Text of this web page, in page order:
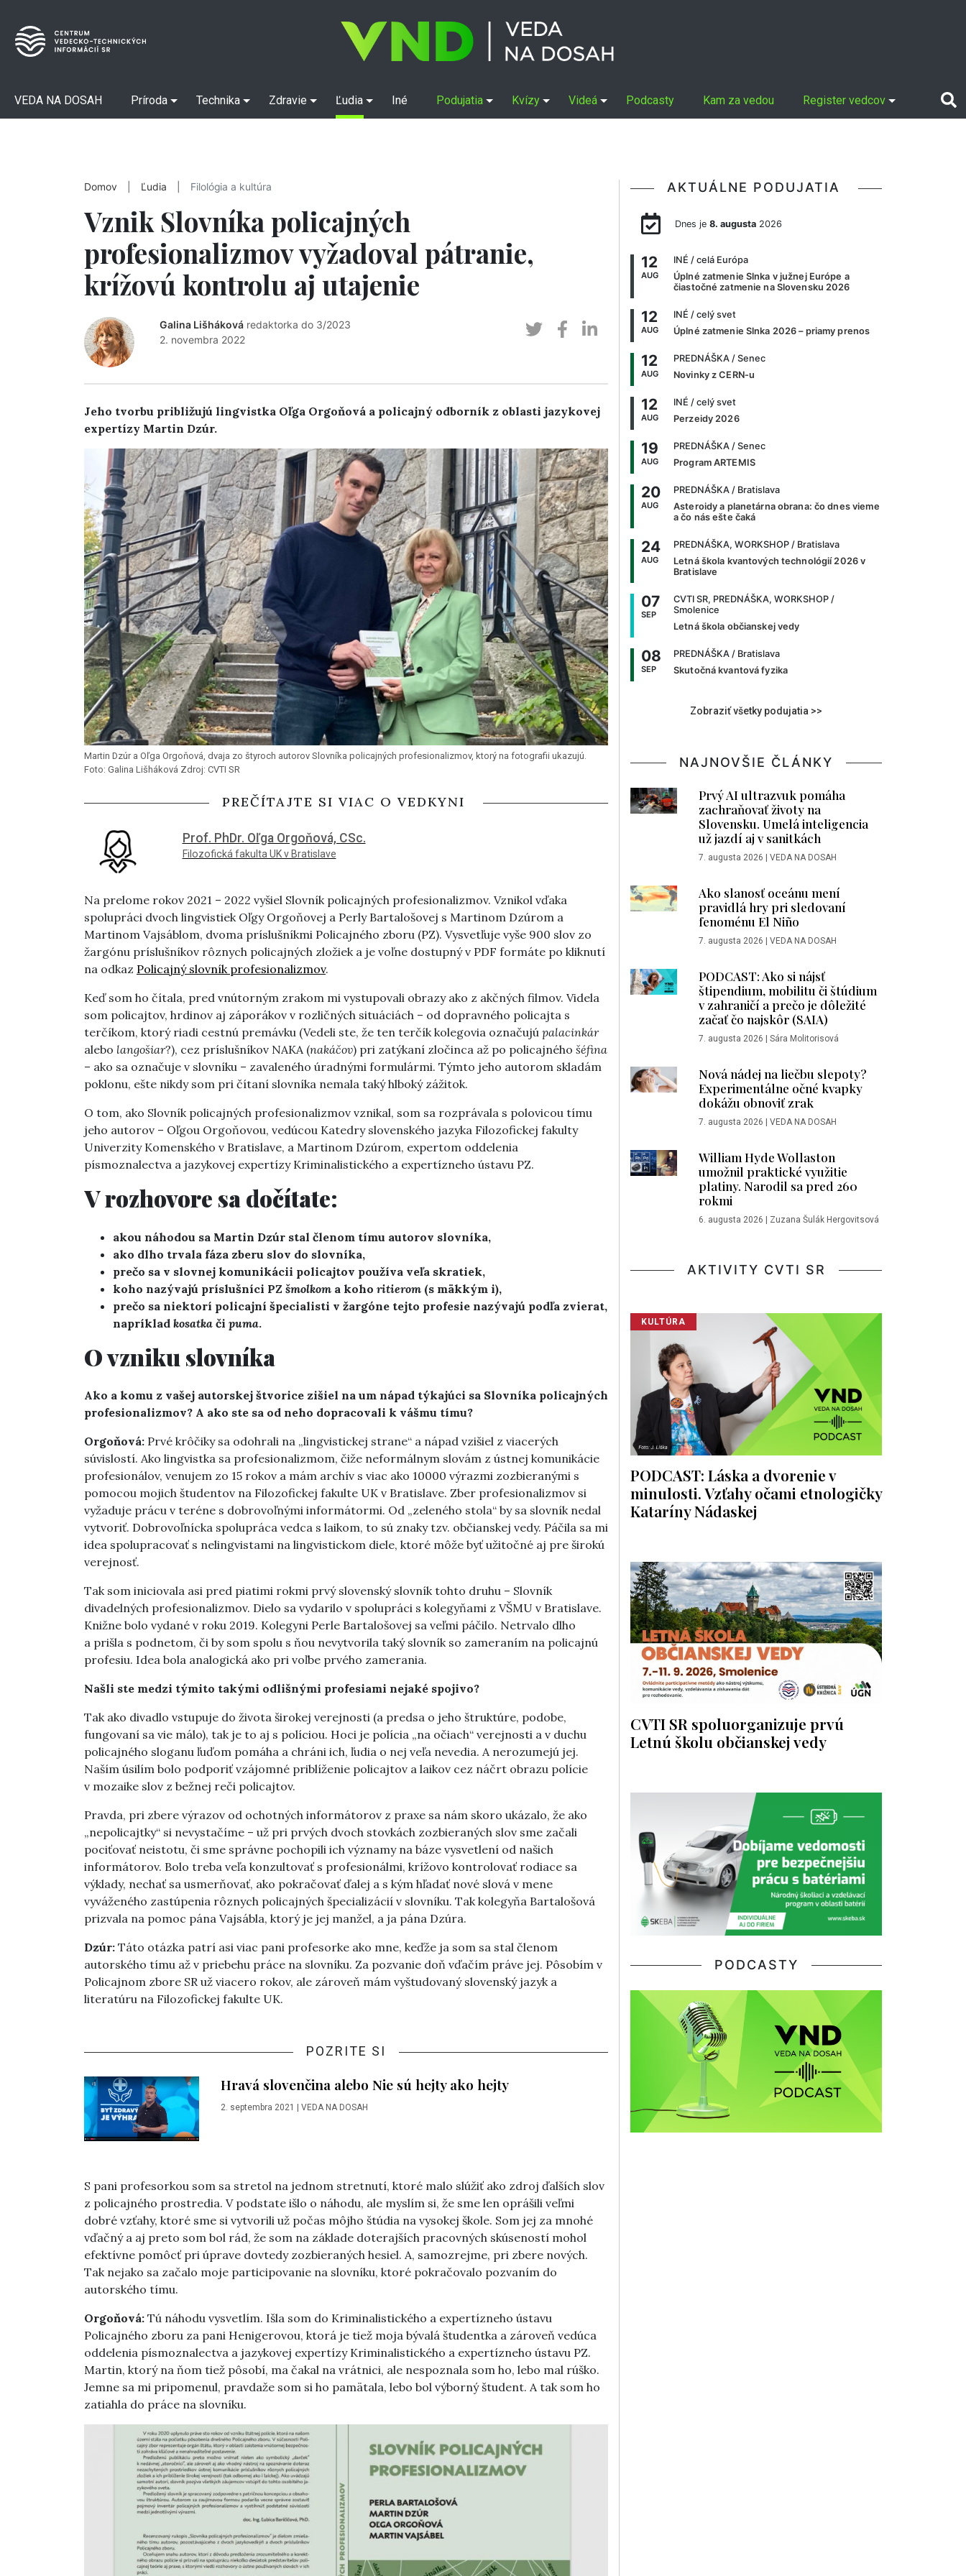
VEDA NA DOSAH Príroda Technika Zdravie Ľudia Iné Podujatia Kvízy Videá Podcasty Kam za vedou Register vedcov
Domov Ľudia Filológia a kultúra
Vznik Slovníka policajných
profesionalizmov vyžadoval pátranie,
krížovú kontrolu aj utajenie
Galina Lišháková redaktorka do 3/2023
2. novembra 2022
Jeho tvorbu približujú lingvistka Oľga Orgoňová a policajný odborník z oblasti jazykovej
expertízy Martin Dzúr.
Martin Dzúr a Oľga Orgoňová, dvaja zo štyroch autorov Slovníka policajných profesionalizmov, ktorý na fotografii ukazujú.
Foto: Galina Lišháková Zdroj: CVTI SR
PREČÍTAJTE SI VIAC O VEDKYNI
Prof. PhDr. Oľga Orgoňová, CSc.
Filozofická fakulta UK v Bratislave
Na prelome rokov 2021 – 2022 vyšiel Slovník policajných profesionalizmov. Vznikol vďaka
spolupráci dvoch lingvistiek Oľgy Orgoňovej a Perly Bartalošovej s Martinom Dzúrom a
Martinom Vajsáblom, dvoma príslušníkmi Policajného zboru (PZ). Vysvetľuje vyše 900 slov zo
žargónu príslušníkov rôznych policajných zložiek a je voľne dostupný v PDF formáte po kliknutí
na odkaz Policajný slovník profesionalizmov.
Keď som ho čítala, pred vnútorným zrakom mi vystupovali obrazy ako z akčných filmov. Videla
som policajtov, hrdinov aj záporákov v rozličných situáciách – od dopravného policajta s
terčíkom, ktorý riadi cestnú premávku (Vedeli ste, že ten terčík kolegovia označujú palacinkár
alebo langošiar?), cez príslušníkov NAKA (nakáčov) pri zatýkaní zločinca až po policajného šéfina
– ako sa označuje v slovníku – zavaleného úradnými formulármi. Týmto jeho autorom skladám
poklonu, ešte nikdy som pri čítaní slovníka nemala taký hlboký zážitok.
O tom, ako Slovník policajných profesionalizmov vznikal, som sa rozprávala s polovicou tímu
jeho autorov – Oľgou Orgoňovou, vedúcou Katedry slovenského jazyka Filozofickej fakulty
Univerzity Komenského v Bratislave, a Martinom Dzúrom, expertom oddelenia
písmoznalectva a jazykovej expertízy Kriminalistického a expertízneho ústavu PZ.
V rozhovore sa dočítate:
akou náhodou sa Martin Dzúr stal členom tímu autorov slovníka,
ako dlho trvala fáza zberu slov do slovníka,
prečo sa v slovnej komunikácii policajtov používa veľa skratiek,
koho nazývajú príslušníci PZ šmolkom a koho ritierom (s mäkkým i),
prečo sa niektorí policajní špecialisti v žargóne tejto profesie nazývajú podľa zvierat,
napríklad kosatka či puma.
O vzniku slovníka
Ako a komu z vašej autorskej štvorice zišiel na um nápad týkajúci sa Slovníka policajných
profesionalizmov? A ako ste sa od neho dopracovali k vášmu tímu?
Orgoňová: Prvé krôčiky sa odohrali na „lingvistickej strane“ a nápad vzišiel z viacerých
súvislostí. Ako lingvistka sa profesionalizmom, čiže neformálnym slovám z ústnej komunikácie
profesionálov, venujem zo 15 rokov a mám archív s viac ako 10000 výrazmi zozbieranými s
pomocou mojich študentov na Filozofickej fakulte UK v Bratislave. Zber profesionalizmov si
vyžaduje prácu v teréne s dobrovoľnými informátormi. Od „zeleného stola“ by sa slovník nedal
vytvoriť. Dobrovoľnícka spolupráca vedca s laikom, to sú znaky tzv. občianskej vedy. Páčila sa mi
idea spolupracovať s nelingvistami na lingvistickom diele, ktoré môže byť užitočné aj pre širokú
verejnosť.
Tak som iniciovala asi pred piatimi rokmi prvý slovenský slovník tohto druhu – Slovník
divadelných profesionalizmov. Dielo sa vydarilo v spolupráci s kolegyňami z VŠMU v Bratislave.
Knižne bolo vydané v roku 2019. Kolegyni Perle Bartalošovej sa veľmi páčilo. Netrvalo dlho
a prišla s podnetom, či by som spolu s ňou nevytvorila taký slovník so zameraním na policajnú
profesiu. Idea bola analogická ako pri voľbe prvého zamerania.
Našli ste medzi týmito takými odlišnými profesiami nejaké spojivo?
Tak ako divadlo vstupuje do života širokej verejnosti (a predsa o jeho štruktúre, podobe,
fungovaní sa vie málo), tak je to aj s políciou. Hoci je polícia „na očiach“ verejnosti a v duchu
policajného sloganu ľuďom pomáha a chráni ich, ľudia o nej veľa nevedia. A nerozumejú jej.
Naším úsilím bolo podporiť vzájomné priblíženie policajtov a laikov cez náčrt obrazu polície
v mozaike slov z bežnej reči policajtov.
Pravda, pri zbere výrazov od ochotných informátorov z praxe sa nám skoro ukázalo, že ako
„nepolicajtky“ si nevystačíme – už pri prvých dvoch stovkách zozbieraných slov sme začali
pociťovať neistotu, či sme správne pochopili ich významy na báze vysvetlení od našich
informátorov. Bolo treba veľa konzultovať s profesionálmi, krížovo kontrolovať rodiace sa
výklady, nechať sa usmerňovať, ako pokračovať ďalej a s kým hľadať nové slová v mene
vyváženého zastúpenia rôznych policajných špecializácií v slovníku. Tak kolegyňa Bartalošová
prizvala na pomoc pána Vajsábla, ktorý je jej manžel, a ja pána Dzúra.
Dzúr: Táto otázka patrí asi viac pani profesorke ako mne, keďže ja som sa stal členom
autorského tímu až v priebehu práce na slovníku. Za pozvanie doň vďačím práve jej. Pôsobím v
Policajnom zbore SR už viacero rokov, ale zároveň mám vyštudovaný slovenský jazyk a
literatúru na Filozofickej fakulte UK.
POZRITE SI
Hravá slovenčina alebo Nie sú hejty ako hejty
2. septembra 2021 | VEDA NA DOSAH
S pani profesorkou som sa stretol na jednom stretnutí, ktoré malo slúžiť ako zdroj ďalších slov
z policajného prostredia. V podstate išlo o náhodu, ale myslím si, že sme len oprášili veľmi
dobré vzťahy, ktoré sme si vytvorili už počas môjho štúdia na vysokej škole. Som jej za mnohé
vďačný a aj preto som bol rád, že som na základe doterajších pracovných skúseností mohol
efektívne pomôcť pri úprave dovtedy zozbieraných hesiel. A, samozrejme, pri zbere nových.
Tak nejako sa začalo moje participovanie na slovníku, ktoré pokračovalo pozvaním do
autorského tímu.
Orgoňová: Tú náhodu vysvetlím. Išla som do Kriminalistického a expertízneho ústavu
Policajného zboru za pani Henigerovou, ktorá je tiež moja bývalá študentka a zároveň vedúca
oddelenia písmoznalectva a jazykovej expertízy Kriminalistického a expertízneho ústavu PZ.
Martin, ktorý na ňom tiež pôsobí, ma čakal na vrátnici, ale nespoznala som ho, lebo mal rúško.
Jemne sa mi pripomenul, pravdaže som si ho pamätala, lebo bol výborný študent. A tak som ho
zatiahla do práce na slovníku.
AKTUÁLNE PODUJATIA
Dnes je 8. augusta2026
12
AUG
INÉ / celá Európa
Úplné zatmenie Slnka v južnej Európe a
čiastočné zatmenie na Slovensku 2026
12
AUG
INÉ / celý svet
Úplné zatmenie Slnka 2026 – priamy prenos
12
AUG
PREDNÁŠKA / Senec
Novinky z CERN-u
12
AUG
INÉ / celý svet
Perzeidy 2026
19
AUG
PREDNÁŠKA / Senec
Program ARTEMIS
20
AUG
PREDNÁŠKA / Bratislava
Asteroidy a planetárna obrana: čo dnes vieme
a čo nás ešte čaká
24
AUG
PREDNÁŠKA, WORKSHOP / Bratislava
Letná škola kvantových technológií 2026 v
Bratislave
07
SEP
CVTI SR, PREDNÁŠKA, WORKSHOP /
Smolenice
Letná škola občianskej vedy
08
SEP
PREDNÁŠKA / Bratislava
Skutočná kvantová fyzika
Zobraziť všetky podujatia >>
NAJNOVŠIE ČLÁNKY
Prvý AI ultrazvuk pomáha
zachraňovať životy na
Slovensku. Umelá inteligencia
už jazdí aj v sanitkách
7. augusta 2026 | VEDA NA DOSAH
Ako slanosť oceánu mení
pravidlá hry pri sledovaní
fenoménu El Niño
7. augusta 2026 | VEDA NA DOSAH
PODCAST: Ako si nájsť
štipendium, mobilitu či štúdium
v zahraničí a prečo je dôležité
začať čo najskôr (SAIA)
7. augusta 2026 | Sára Molitorisová
Nová nádej na liečbu slepoty?
Experimentálne očné kvapky
dokážu obnoviť zrak
7. augusta 2026 | VEDA NA DOSAH
William Hyde Wollaston
umožnil praktické využitie
platiny. Narodil sa pred 260
rokmi
6. augusta 2026 | Zuzana Šulák Hergovitsová
AKTIVITY CVTI SR
KULTÚRA
PODCAST: Láska a dvorenie v
minulosti. Vzťahy očami etnologičky
Kataríny Nádaskej
CVTI SR spoluorganizuje prvú
Letnú školu občianskej vedy
PODCASTY